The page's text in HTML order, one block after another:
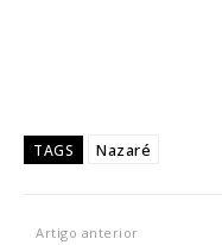
TAGS Nazaré
Artigo anterior